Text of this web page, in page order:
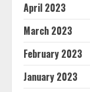
April 2023
March 2023
February 2023
January 2023